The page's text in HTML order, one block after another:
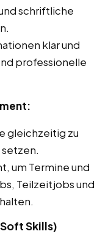
schriftliche
klar und
professionelle
gleichzeitig zu
um Termine und
Teilzeitjobs und
Skills)